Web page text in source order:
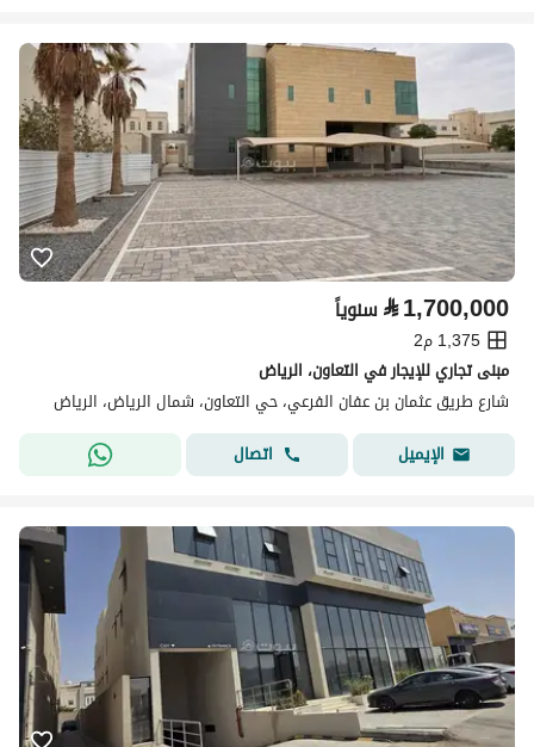
⃁1,700,000 سنوياً
1,375 م2
مبنى تجاري للإيجار في التعاون، الرياض
شارع طريق عثمان بن عفان الفرعي، حي التعاون، شمال الرياض، الرياض
الإيميل
اتصال